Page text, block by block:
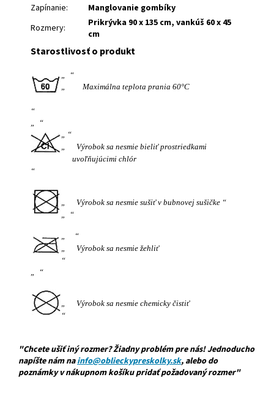
Zapínanie:
Manglovanie gombíky
Rozmery:
Prikrývka 90 x 135 cm, vankúš 60 x 45
cm
Starostlivosť o produkt
Maximálna teplota prania 60°C
Výrobok sa nesmie bieliť prostriedkami
uvoľňujúcimi chlór
Výrobok sa nesmie sušiť v bubnovej sušičke
Výrobok sa nesmie žehliť
Výrobok sa nesmie chemicky čistiť
"Chcete ušiť iný rozmer? Žiadny problém pre nás! Jednoducho
napíšte nám nainfo@oblieckypreskolky.sk, alebo do
poznámky v nákupnom košíku pridať požadovaný rozmer"